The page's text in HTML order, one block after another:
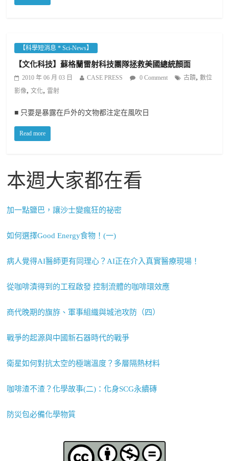
【科學短消息 * Sci-News】
【文化科技】蘇格蘭雷射科技團隊拯救美國總統顏面
2010 年 06 月 03 日 CASE PRESS 0 Comment 古蹟,數位
影像,文化, 雷射
■ 只要是暴露在戶外的文物都注定在風吹日
Read more
本週大家都在看
加一點鹽巴，讓沙士變瘋狂的祕密
如何選擇Good Energy食物！(一)
病人覺得AI醫師更有同理心？AI正在介入真實醫療現場！
從咖啡漬得到的工程啟發 控制流體的咖啡環效應
商代晚期的旗斿、軍事組織與城池攻防（四）
戰爭的起源與中國新石器時代的戰爭
衛星如何對抗太空的極端溫度？多層隔熱材料
咖啡渣不渣？化學故事(二)：化身SCG永續磚
防災包必備化學物質